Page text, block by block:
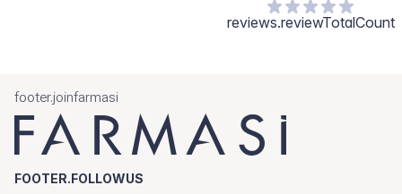
reviews.reviewTotalCount
footer.joinfarmasi
FOOTER.FOLLOWUS